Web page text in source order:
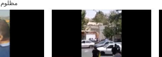
مظلوم